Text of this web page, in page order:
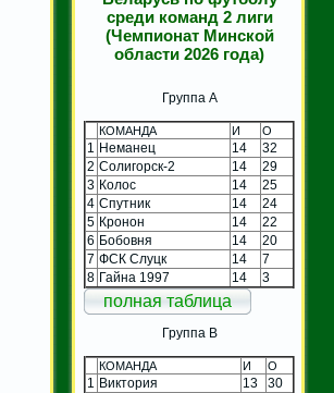
среди команд 2 лиги
(Чемпионат Минской
области 2026 года)
Группа A
КОМАНДА И О
1 Неманец 14
32
2 Солигорск-2 14
29
3 Колос 14
25
4 Спутник 14
24
5 Кронон 14
22
6 Бобовня 14
20
7 ФСК Слуцк 14
7
8 Гайна 1997 14 3
полная таблица
Группа B
КОМАНДА И О
1 Виктория 13
30